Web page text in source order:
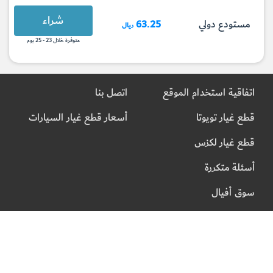
مستودع دولي 63.25 ريال شراء
متوفرة خلال 23 - 25 يوم
اتفاقية استخدام الموقع
قطع غيار تويوتا
قطع غيار لكزس
أسئلة متكررة
سوق أفيال
اتصل بنا
أسعار قطع غيار السيارات